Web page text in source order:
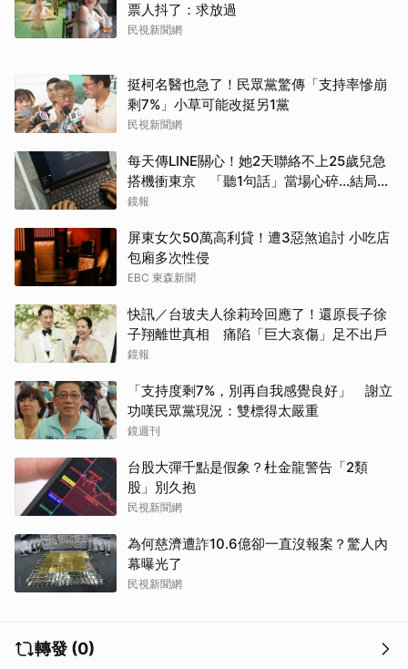
票人抖了：求放過
民視新聞網
挺柯名醫也急了！民眾黨驚傳「支持率慘崩
剩7%」小草可能改挺另1黨
民視新聞網
每天傳LINE關心！她2天聯絡不上25歲兒急
搭機衝東京 「聽1句話」當場心碎...結局看
哭網
鏡報
屏東女欠50萬高利貸！遭3惡煞追討 小吃店
包廂多次性侵
EBC 東森新聞
快訊／台玻夫人徐莉玲回應了！還原長子徐
子翔離世真相 痛陷「巨大哀傷」足不出戶
鏡報
「支持度剩7%，別再自我感覺良好」 謝立
功嘆民眾黨現況：雙標得太嚴重
鏡週刊
台股大彈千點是假象？杜金龍警告「2類
股」別久抱
民視新聞網
為何慈濟遭詐10.6億卻一直沒報案？驚人內
幕曝光了
民視新聞網
轉發 (0)